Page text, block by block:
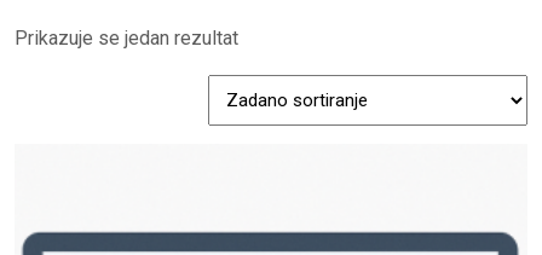
Prikazuje se jedan rezultat